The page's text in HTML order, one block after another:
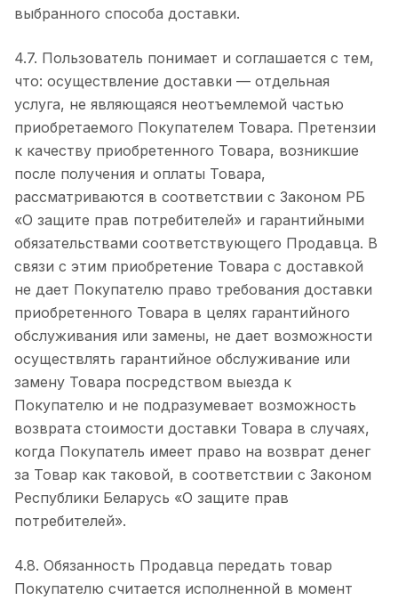
выбранного способа доставки.
4.7. Пользователь понимает и соглашается с тем,
что: осуществление доставки — отдельная
услуга, не являющаяся неотъемлемой частью
приобретаемого Покупателем Товара. Претензии
к качеству приобретенного Товара, возникшие
после получения и оплаты Товара,
рассматриваются в соответствии с Законом РБ
«О защите прав потребителей» и гарантийными
обязательствами соответствующего Продавца. В
связи с этим приобретение Товара с доставкой
не дает Покупателю право требования доставки
приобретенного Товара в целях гарантийного
обслуживания или замены, не дает возможности
осуществлять гарантийное обслуживание или
замену Товара посредством выезда к
Покупателю и не подразумевает возможность
возврата стоимости доставки Товара в случаях,
когда Покупатель имеет право на возврат денег
за Товар как таковой, в соответствии с Законом
Республики Беларусь «О защите прав
потребителей».
4.8. Обязанность Продавца передать товар
Покупателю считается исполненной в момент